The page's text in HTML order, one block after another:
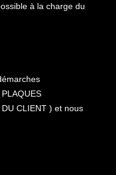
à la charge du
DU CLIENT ) et nous